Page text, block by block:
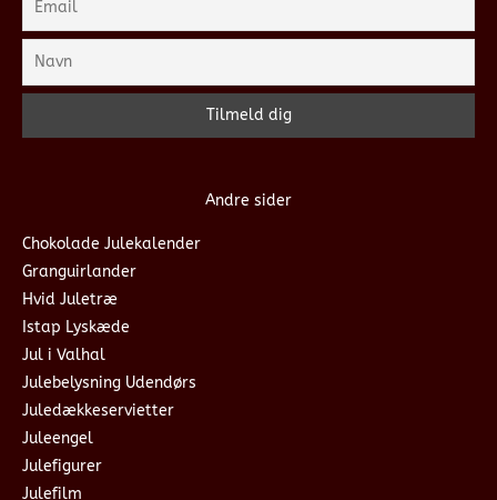
Andre sider
Chokolade Julekalender
Granguirlander
Hvid Juletræ
Istap Lyskæde
Jul i Valhal
Julebelysning Udendørs
Juledækkeservietter
Juleengel
Julefigurer
Julefilm